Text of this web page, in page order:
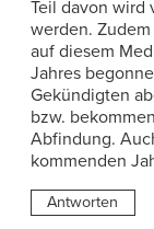
Teil davon wird
werden.
auf diesem
Jahres
Gekündigten
bzw.
Abfindung.
kommenden
Antworten